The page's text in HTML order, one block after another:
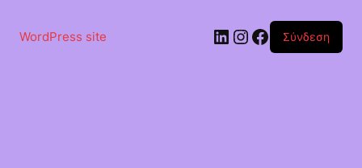
περιεχόμενο
WordPress site Linkedin
Instagram
Facebook
Σύνδεση